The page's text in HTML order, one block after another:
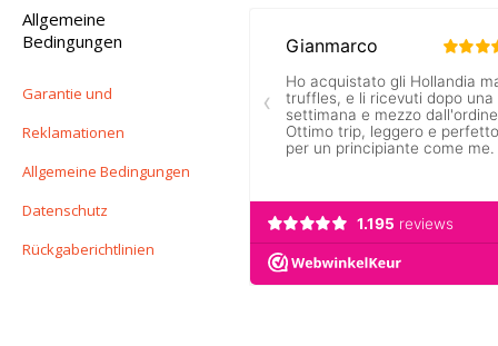
Allgemeine
Bedingungen
Garantie und
Reklamationen
Allgemeine Bedingungen
Datenschutz
Rückgaberichtlinien